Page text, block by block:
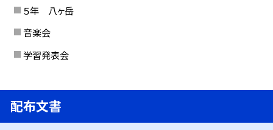
５年 八ヶ岳
音楽会
学習発表会
配布文書